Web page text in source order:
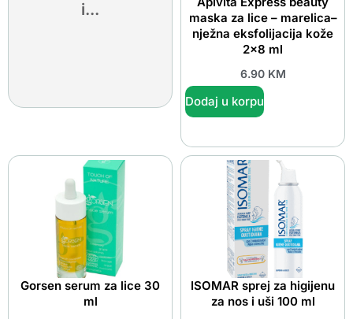
i...
maska za lice – marelica–
nježna eksfolijacija kože
2×8 ml
6.90 KM
Dodaj u korpu
Gorsen serum za lice 30
ml
ISOMAR sprej za higijenu
za nos i uši 100 ml